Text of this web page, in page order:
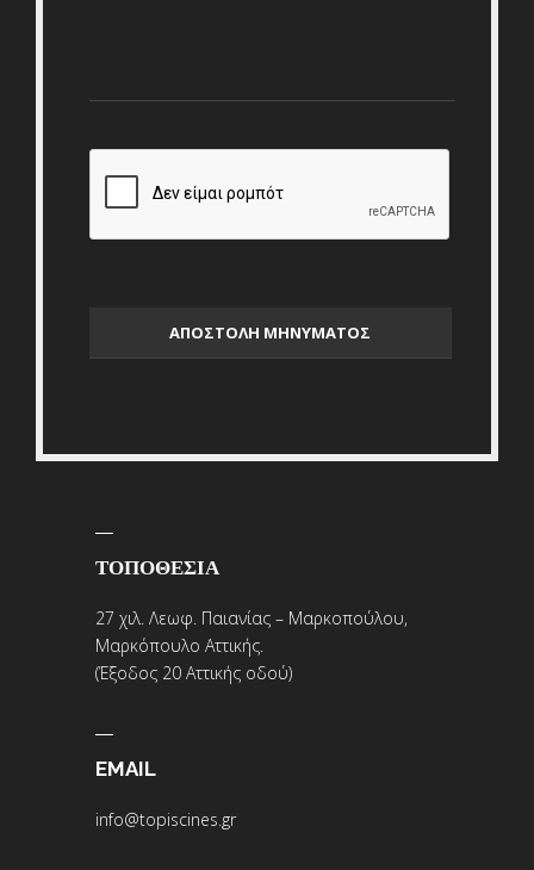
ΤΟΠΟΘΕΣΙΑ
27 χιλ. Λεωφ. Παιανίας – Μαρκοπούλου,
Μαρκόπουλο Αττικής.
(Έξοδος 20 Αττικής οδού)
EMAIL
info@topiscines.gr